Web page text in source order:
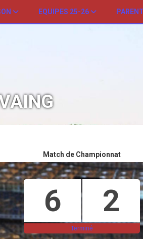
EQUIPES 25-26
Match de Championnat
6 2
Terminé